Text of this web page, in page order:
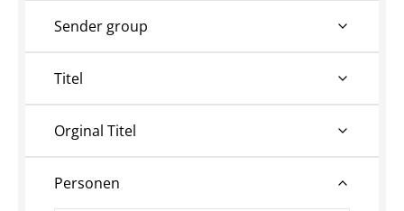
Sender group
Titel
Orginal Titel
Personen